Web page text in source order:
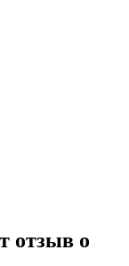
отзыв о